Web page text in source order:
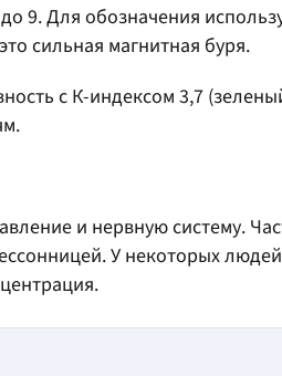
9. Для обозначения
сильная магнитная буря.
с К-индексом 3,7
и нервную систему.
У некоторых людей